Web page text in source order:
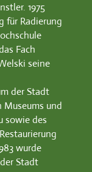
1975
für Radierung
Fach
seine
der Stadt
Museums und
sowie des
wurde
Stadt